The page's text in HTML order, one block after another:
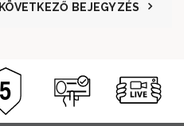
KÖVETKEZŐ BEJEGYZÉS